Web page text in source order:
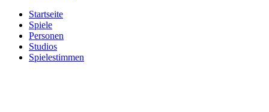
Startseite
Spiele
Personen
Studios
Spielestimmen